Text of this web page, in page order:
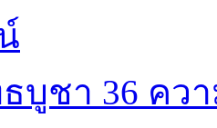
บูชา 36 คว